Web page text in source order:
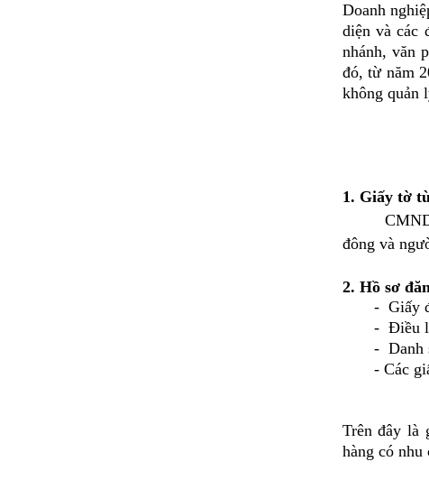
Doanh
diện và các
nhánh, văn
đó, từ năm
không quản
1. Giấy tờ
CMND/
đông và
2. Hồ sơ
- Giấy đề
- Điều lệ
- Danh
- Các
Trên đây là
hàng có